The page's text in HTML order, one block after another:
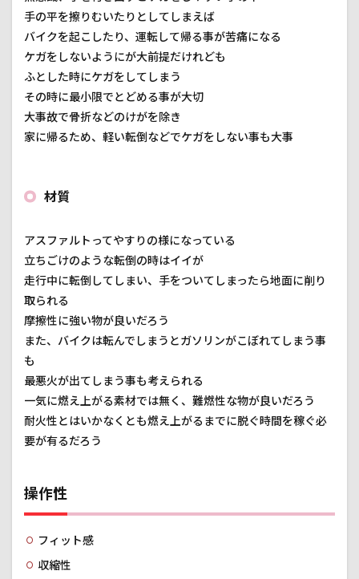
まと
め
手の平を擦りむいたりとしてしまえば
バイクを起こしたり、運転して帰る事が苦痛になる
ケガをしないようにが大前提だけれども
ふとした時にケガをしてしまう
その時に最小限でとどめる事が大切
大事故で骨折などのけがを除き
家に帰るため、軽い転倒などでケガをしない事も大事
材質
アスファルトってやすりの様になっている
立ちごけのような転倒の時はイイが
走行中に転倒してしまい、手をついてしまったら地面に削り
取られる
摩擦性に強い物が良いだろう
また、バイクは転んでしまうとガソリンがこぼれてしまう事
も
最悪火が出てしまう事も考えられる
一気に燃え上がる素材では無く、難燃性な物が良いだろう
耐火性とはいかなくとも燃え上がるまでに脱ぐ時間を稼ぐ必
要が有るだろう
操作性
フィット感
収縮性